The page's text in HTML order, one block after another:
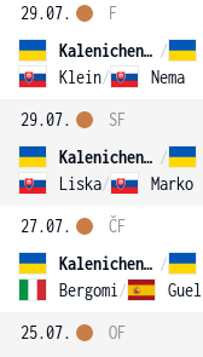
29.07.
Kalenichenko /
Klein/ Nema
F
29.07.
Kalenichenko /
Liska/ Marko
SF
27.07.
Kalenichenko /
Bergomi /
ČF
25.07.
OF